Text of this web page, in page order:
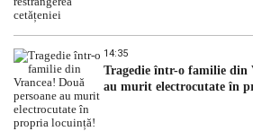
14:35
Tragedie într-o familie din
au murit electrocutate în